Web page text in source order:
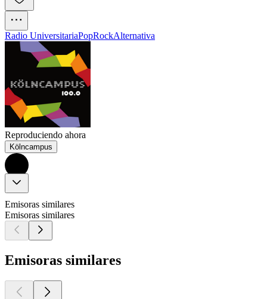
Radio UniversitariaPopRockAlternativa
Reproduciendo ahora
Kölncampus
Emisoras similares
Emisoras similares
Emisoras similares